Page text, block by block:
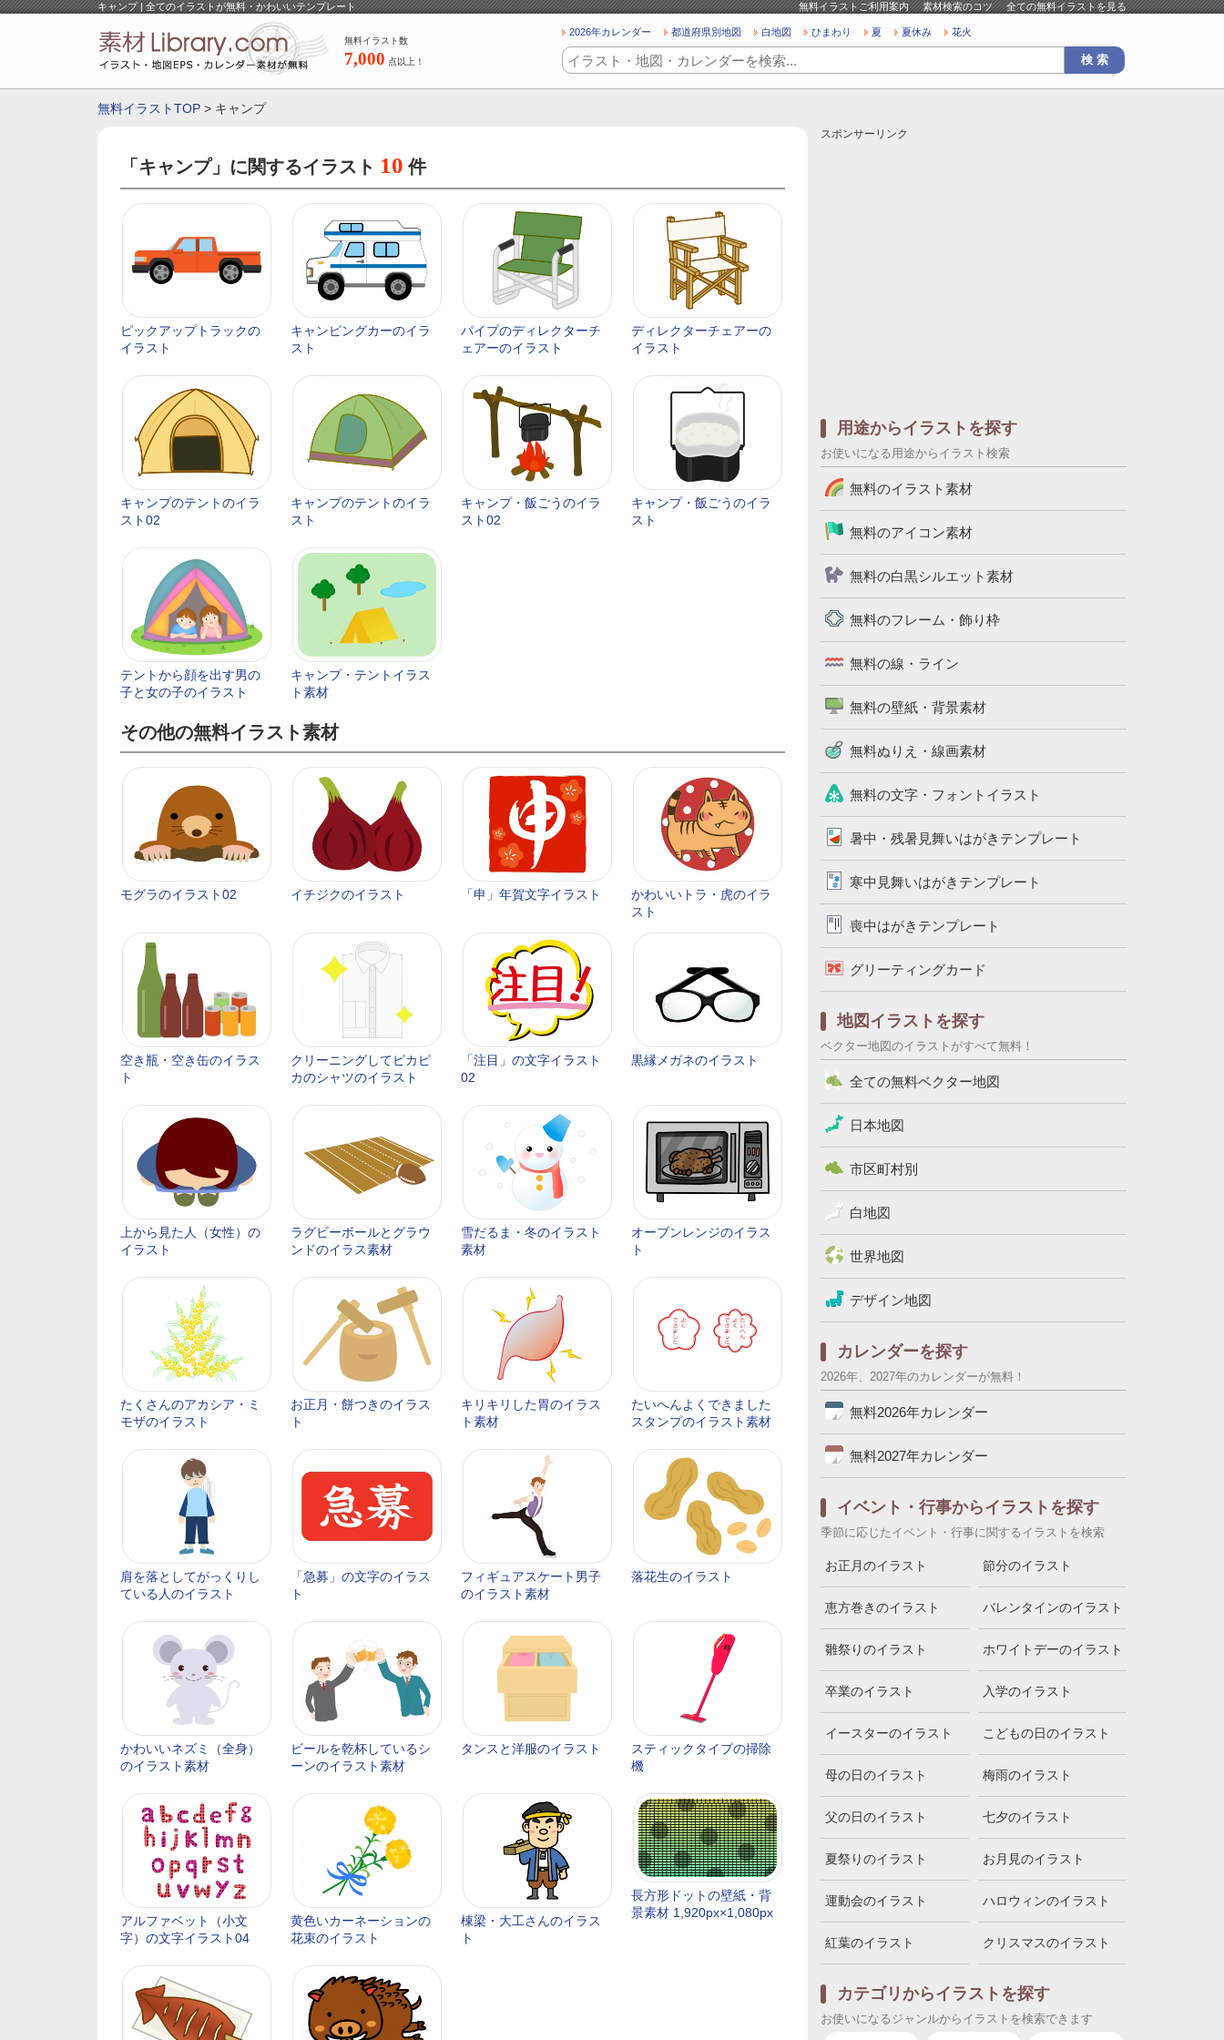
キャンプ | 全てのイラストが無料・かわいいテンプレート 無料イラストご利用案内 素材検索のコツ 全ての無料イラストを見る
無料イラスト数
7,000 点以上！
2026年カレンダー 都道府県別地図 白地図 ひまわり 夏 夏休み 花火
無料イラストTOP > キャンプ
「キャンプ」に関するイラスト 10 件
ピックアップトラックの
イラスト
キャンピングカーのイラ
スト
パイプのディレクターチ
ェアーのイラスト
ディレクターチェアーの
イラスト
キャンプのテントのイラ
スト02
キャンプのテントのイラ
スト
キャンプ・飯ごうのイラ
スト02
キャンプ・飯ごうのイラ
スト
テントから顔を出す男の
子と女の子のイラスト
キャンプ・テントイラス
ト素材
その他の無料イラスト素材
モグラのイラスト02 イチジクのイラスト 「申」年賀文字イラスト
かわいいトラ・虎のイラ
スト
空き瓶・空き缶のイラス
ト
クリーニングしてピカピ
カのシャツのイラスト
「注目」の文字イラスト
02
黒縁メガネのイラスト
上から見た人（女性）の
イラスト
ラグビーボールとグラウ
ンドのイラス素材
雪だるま・冬のイラスト
素材
オーブンレンジのイラス
ト
たくさんのアカシア・ミ
モザのイラスト
お正月・餅つきのイラス
ト
キリキリした胃のイラス
ト素材
たいへんよくできました
スタンプのイラスト素材
肩を落としてがっくりし
ている人のイラスト
「急募」の文字のイラス
ト
フィギュアスケート男子
のイラスト素材
落花生のイラスト
かわいいネズミ（全身）
のイラスト素材
ビールを乾杯しているシ
ーンのイラスト素材
タンスと洋服のイラスト
スティックタイプの掃除
機
アルファベット（小文
字）の文字イラスト04
黄色いカーネーションの
花束のイラスト
棟梁・大工さんのイラス
ト
長方形ドットの壁紙・背
景素材 1,920px×1,080px
スポンサーリンク
用途からイラストを探す
お使いになる用途からイラスト検索
無料のイラスト素材
無料のアイコン素材
無料の白黒シルエット素材
無料のフレーム・飾り枠
無料の線・ライン
無料の壁紙・背景素材
無料ぬりえ・線画素材
無料の文字・フォントイラスト
暑中・残暑見舞いはがきテンプレート
寒中見舞いはがきテンプレート
喪中はがきテンプレート
グリーティングカード
地図イラストを探す
ベクター地図のイラストがすべて無料！
全ての無料ベクター地図
日本地図
市区町村別
白地図
世界地図
デザイン地図
カレンダーを探す
2026年、2027年のカレンダーが無料！
無料2026年カレンダー
無料2027年カレンダー
イベント・行事からイラストを探す
季節に応じたイベント・行事に関するイラストを検索
お正月のイラスト 節分のイラスト
恵方巻きのイラスト バレンタインのイラスト
雛祭りのイラスト ホワイトデーのイラスト
卒業のイラスト 入学のイラスト
イースターのイラスト こどもの日のイラスト
母の日のイラスト 梅雨のイラスト
父の日のイラスト 七夕のイラスト
夏祭りのイラスト お月見のイラスト
運動会のイラスト ハロウィンのイラスト
紅葉のイラスト クリスマスのイラスト
カテゴリからイラストを探す
お使いになるジャンルからイラストを検索できます